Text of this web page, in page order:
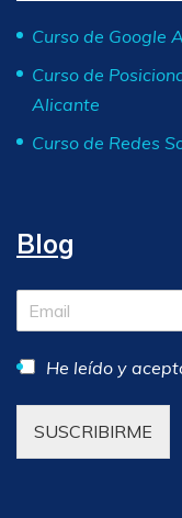
Curso de Google
Curso de
Alicante
Curso de Redes
Blog
He leído y
SUSCRIBIRME